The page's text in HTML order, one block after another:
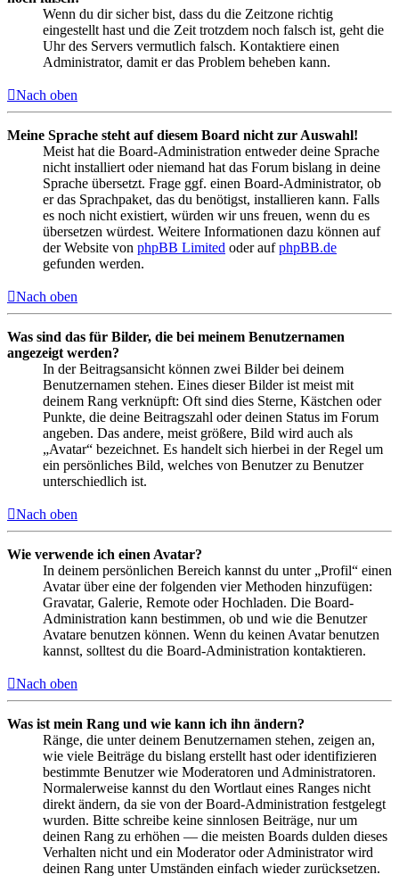
Wenn du dir sicher bist, dass du die Zeitzone richtig
eingestellt hast und die Zeit trotzdem noch falsch ist, geht die
Uhr des Servers vermutlich falsch. Kontaktiere einen
Administrator, damit er das Problem beheben kann.
Nach oben
Meine Sprache steht auf diesem Board nicht zur Auswahl!
Meist hat die Board-Administration entweder deine Sprache
nicht installiert oder niemand hat das Forum bislang in deine
Sprache übersetzt. Frage ggf. einen Board-Administrator, ob
er das Sprachpaket, das du benötigst, installieren kann. Falls
es noch nicht existiert, würden wir uns freuen, wenn du es
übersetzen würdest. Weitere Informationen dazu können auf
der Website von phpBB Limited oder aufphpBB.de
gefunden werden.
Nach oben
Was sind das für Bilder, die bei meinem Benutzernamen
angezeigt werden?
In der Beitragsansicht können zwei Bilder bei deinem
Benutzernamen stehen. Eines dieser Bilder ist meist mit
deinem Rang verknüpft: Oft sind dies Sterne, Kästchen oder
Punkte, die deine Beitragszahl oder deinen Status im Forum
angeben. Das andere, meist größere, Bild wird auch als
„Avatar“ bezeichnet. Es handelt sich hierbei in der Regel um
ein persönliches Bild, welches von Benutzer zu Benutzer
unterschiedlich ist.
Nach oben
Wie verwende ich einen Avatar?
In deinem persönlichen Bereich kannst du unter „Profil“ einen
Avatar über eine der folgenden vier Methoden hinzufügen:
Gravatar, Galerie, Remote oder Hochladen. Die Board-
Administration kann bestimmen, ob und wie die Benutzer
Avatare benutzen können. Wenn du keinen Avatar benutzen
kannst, solltest du die Board-Administration kontaktieren.
Nach oben
Was ist mein Rang und wie kann ich ihn ändern?
Ränge, die unter deinem Benutzernamen stehen, zeigen an,
wie viele Beiträge du bislang erstellt hast oder identifizieren
bestimmte Benutzer wie Moderatoren und Administratoren.
Normalerweise kannst du den Wortlaut eines Ranges nicht
direkt ändern, da sie von der Board-Administration festgelegt
wurden. Bitte schreibe keine sinnlosen Beiträge, nur um
deinen Rang zu erhöhen — die meisten Boards dulden dieses
Verhalten nicht und ein Moderator oder Administrator wird
deinen Rang unter Umständen einfach wieder zurücksetzen.